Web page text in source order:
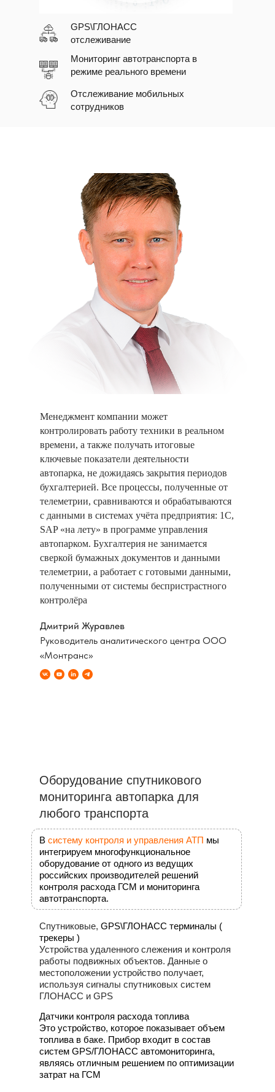
Мониторинг автотранспорта в
режиме реального времени
Отслеживание мобильных
сотрудников
GPS\ГЛОНАСС
отслеживание
Менеджмент компании может
контролировать работу техники в реальном
времени, а также получать итоговые
ключевые показатели деятельности
автопарка, не дожидаясь закрытия периодов
бухгалтерией. Все процессы, полученные от
телеметрии, сравниваются и обрабатываются
с данными в системах учёта предприятия: 1С,
SAP «на лету» в программе управления
автопарком. Бухгалтерия не занимается
сверкой бумажных документов и данными
телеметрии, а работает с готовыми данными,
полученными от системы беспристрастного
контролёра
Дмитрий Журавлев
Руководитель аналитического центра ООО
«Монтранс»
Оборудование спутникового
мониторинга автопарка для
любого транспорта
В систему контроля и управления АТП мы
интегрируем многофункциональное
оборудование от одного из ведущих
российских производителей решений
контроля расхода ГСМ и мониторинга
автотранспорта.
Спутниковые, GPS\ГЛОНАСС терминалы (
трекеры )
Устройства удаленного слежения и контроля
работы подвижных объектов. Данные о
местоположении устройство получает,
используя сигналы спутниковых систем
ГЛОНАСС и GPS
Датчики контроля расхода топлива
Это устройство, которое показывает объем
топлива в баке. Прибор входит в состав
систем GPS/ГЛОНАСС автомониторинга,
являясь отличным решением по оптимизации
затрат на ГСМ